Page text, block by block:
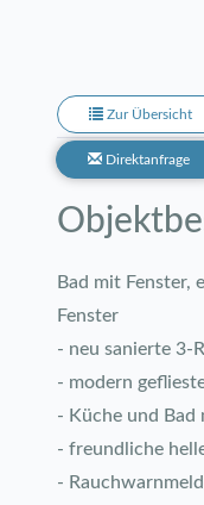
Zur Übersicht
Direktanfrage
Bad mit Fenster,
Fenster
- neu sanierte 3-
- modern
- Küche und Bad
- freundliche
-